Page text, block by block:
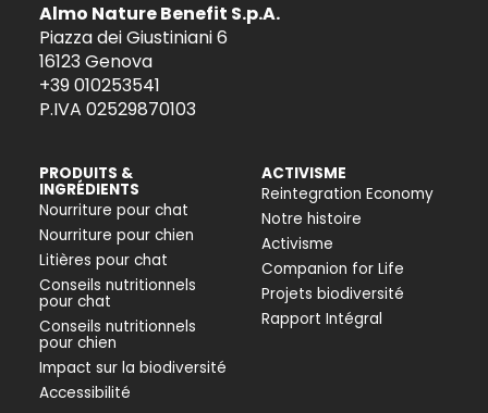
Almo Nature Benefit S.p.A.
Piazza dei Giustiniani 6
16123 Genova
+39 010253541
P.IVA 02529870103
PRODUITS &
INGRÉDIENTS
Nourriture pour chat
Nourriture pour chien
Litières pour chat
Conseils nutritionnels
pour chat
Conseils nutritionnels
pour chien
Impact sur la biodiversité
Accessibilité
ACTIVISME
Reintegration Economy
Notre histoire
Activisme
Companion for Life
Projets biodiversité
Rapport Intégral